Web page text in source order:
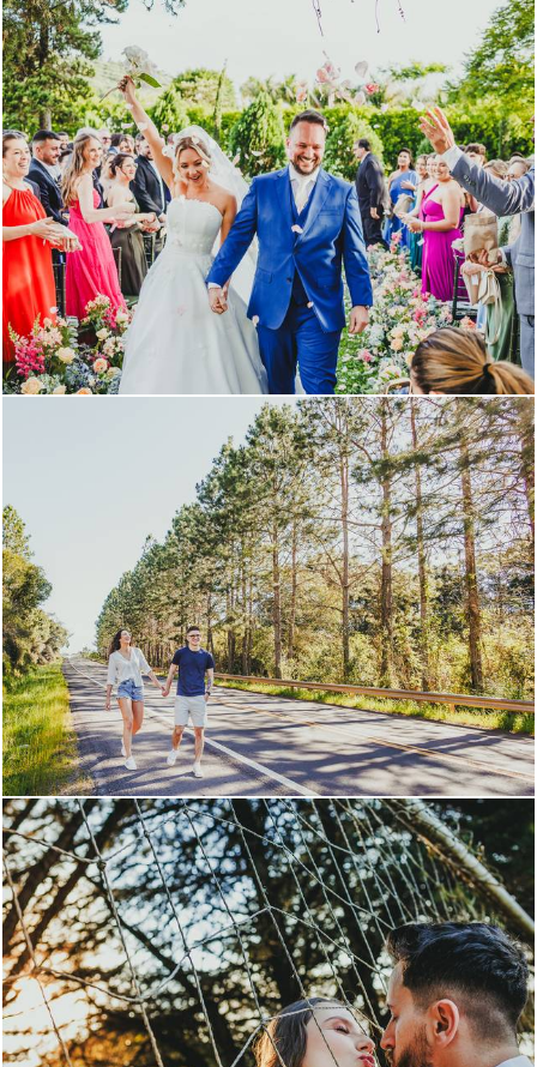
513 8
639 0
628